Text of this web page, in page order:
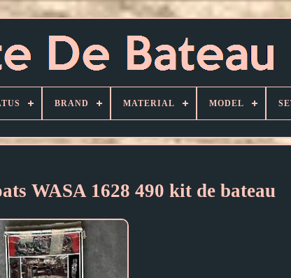
BRAND MATERIAL MODEL
WASA 1628 490 kit de bateau